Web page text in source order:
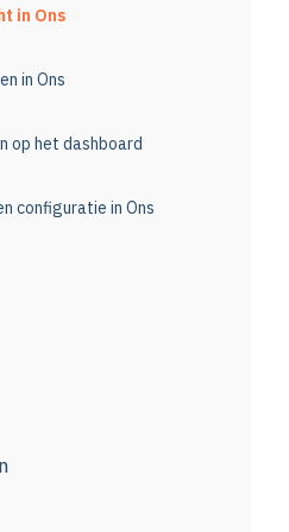
in Ons
in Ons
op het dashboard
configuratie in Ons